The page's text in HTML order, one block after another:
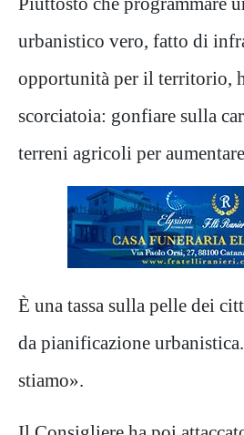
urbanistico vero, fatto di
opportunità per il territorio,
scorciatoia: gonfiare sulla
terreni agricoli per
È una tassa sulla pelle dei
da pianificazione
stiamo».